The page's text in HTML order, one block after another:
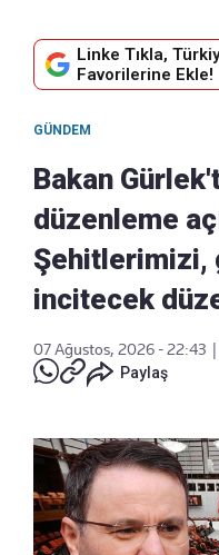
Linke Tıkla,
Favorilerine Ekle!
GÜNDEM
Bakan
düzenleme
Şehitlerimizi,
incitecek
07 Ağustos, 2026 - 22:43
Paylaş